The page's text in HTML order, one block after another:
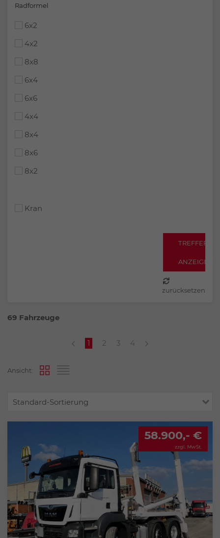
Radformel
6x2
4x2
8x8
6x4
6x6
4x4
8x4
8x6
8x2
Kran
TREFFER
ANZEIGEN
zurücksetzen
69 Fahrzeuge
1 2 3 4
Ansicht:
Standard-Sortierung
58.900,- €
zzgl. MwSt.